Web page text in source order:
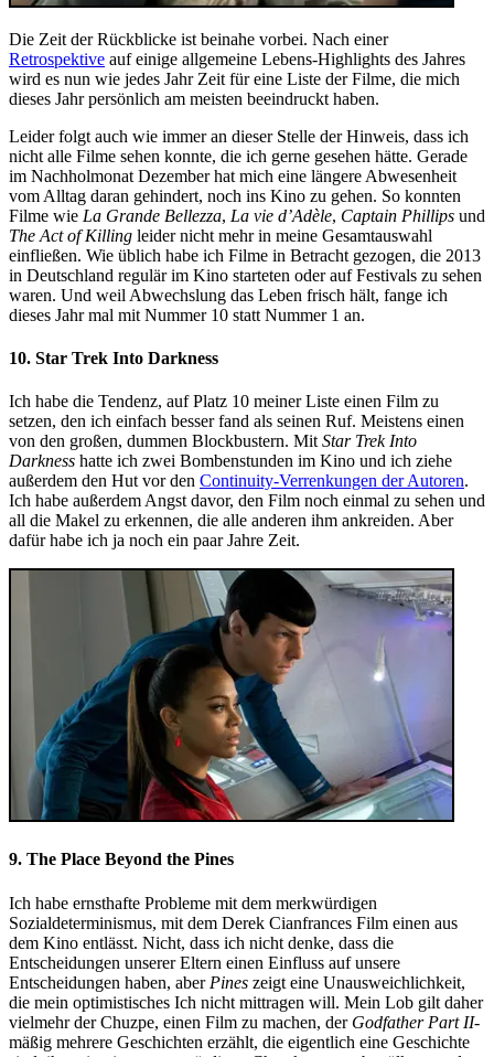
Die Zeit der Rückblicke ist beinahe vorbei. Nach einer
Retrospektive auf einige allgemeine Lebens-Highlights des Jahres
wird es nun wie jedes Jahr Zeit für eine Liste der Filme, die mich
dieses Jahr persönlich am meisten beeindruckt haben.
Leider folgt auch wie immer an dieser Stelle der Hinweis, dass ich
nicht alle Filme sehen konnte, die ich gerne gesehen hätte. Gerade
im Nachholmonat Dezember hat mich eine längere Abwesenheit
vom Alltag daran gehindert, noch ins Kino zu gehen. So konnten
Filme wie La Grande Bellezza, La vie d’Adèle, Captain Phillips und
The Act of Killing leider nicht mehr in meine Gesamtauswahl
einfließen. Wie üblich habe ich Filme in Betracht gezogen, die 2013
in Deutschland regulär im Kino starteten oder auf Festivals zu sehen
waren. Und weil Abwechslung das Leben frisch hält, fange ich
dieses Jahr mal mit Nummer 10 statt Nummer 1 an.
10. Star Trek Into Darkness
Ich habe die Tendenz, auf Platz 10 meiner Liste einen Film zu
setzen, den ich einfach besser fand als seinen Ruf. Meistens einen
von den großen, dummen Blockbustern. Mit Star Trek Into
Darkness hatte ich zwei Bombenstunden im Kino und ich ziehe
außerdem den Hut vor den Continuity-Verrenkungen der Autoren.
Ich habe außerdem Angst davor, den Film noch einmal zu sehen und
all die Makel zu erkennen, die alle anderen ihm ankreiden. Aber
dafür habe ich ja noch ein paar Jahre Zeit.
9. The Place Beyond the Pines
Ich habe ernsthafte Probleme mit dem merkwürdigen
Sozialdeterminismus, mit dem Derek Cianfrances Film einen aus
dem Kino entlässt. Nicht, dass ich nicht denke, dass die
Entscheidungen unserer Eltern einen Einfluss auf unsere
Entscheidungen haben, aber Pines zeigt eine Unausweichlichkeit,
die mein optimistisches Ich nicht mittragen will. Mein Lob gilt daher
vielmehr der Chuzpe, einen Film zu machen, der Godfather Part II-
mäßig mehrere Geschichten erzählt, die eigentlich eine Geschichte